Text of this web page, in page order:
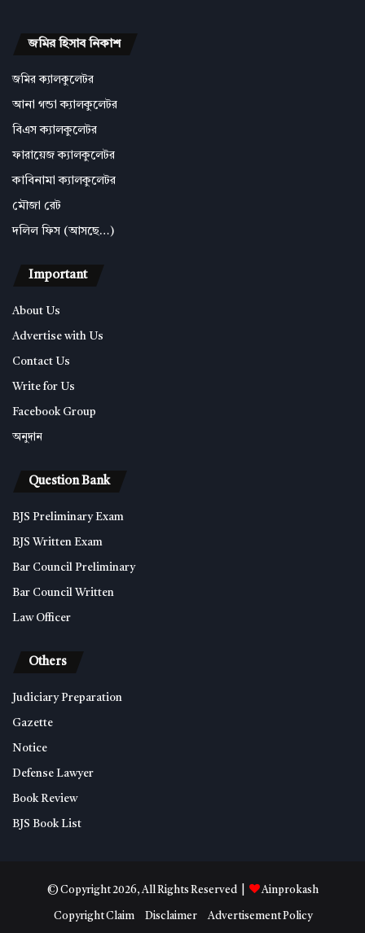
জমির হিসাব নিকাশ
জমির ক্যালকুলেটর
আনা গন্ডা ক্যালকুলেটর
বিএস ক্যালকুলেটর
ফারায়েজ ক্যালকুলেটর
কাবিনামা ক্যালকুলেটর
মৌজা রেট
দলিল ফিস (আসছে…)
Important
About Us
Advertise with Us
Contact Us
Write for Us
Facebook Group
অনুদান
Question Bank
BJS Preliminary Exam
BJS Written Exam
Bar Council Preliminary
Bar Council Written
Law Officer
Others
Judiciary Preparation
Gazette
Notice
Defense Lawyer
Book Review
BJS Book List
© Copyright 2026, All Rights Reserved | Ainprokash
Copyright Claim Disclaimer Advertisement Policy